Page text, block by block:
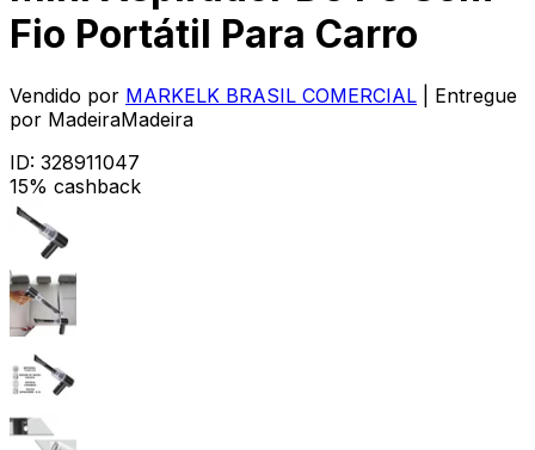
Fio Portátil Para Carro
Vendido por MARKELK BRASIL COMERCIAL
| Entregue
por MadeiraMadeira
ID: 328911047
15% cashback